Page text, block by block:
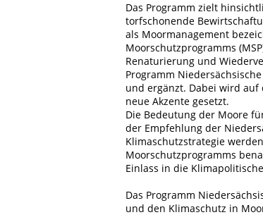
Das Programm zielt
torfschonende
als Moormanagement
Moorschutzprogramms
Renaturierung und
Programm
und ergänzt. Dabei wird
neue Akzente gesetzt.
Die Bedeutung der Moore
der Empfehlung der
Klimaschutzstrategie
Moorschutzprogramms
Einlass in die
Das Programm
und den Klimaschutz in